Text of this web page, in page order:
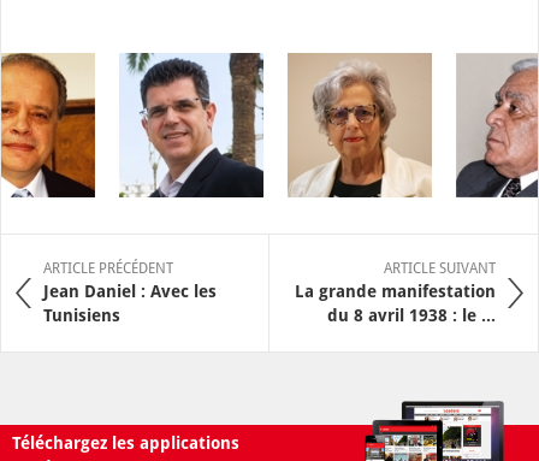
ARTICLE PRÉCÉDENT
Jean Daniel : Avec les
Tunisiens
ARTICLE SUIVANT
La grande manifestation
du 8 avril 1938 : le ...
Téléchargez les applications